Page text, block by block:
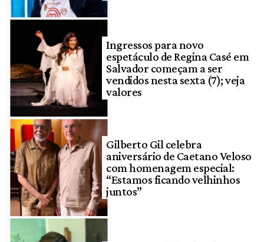
Ingressos para novo
espetáculo de Regina Casé em
Salvador começam a ser
vendidos nesta sexta (7); veja
valores
Gilberto Gil celebra
aniversário de Caetano Veloso
com homenagem especial:
“Estamos ficando velhinhos
juntos”